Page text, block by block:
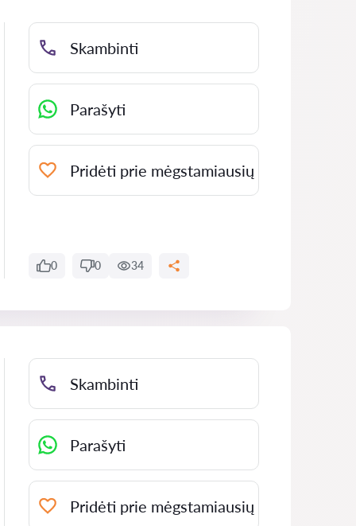
Skambinti
Parašyti
Pridėti prie mėgstamiausių
0 0 34
Skambinti
Parašyti
Pridėti prie mėgstamiausių